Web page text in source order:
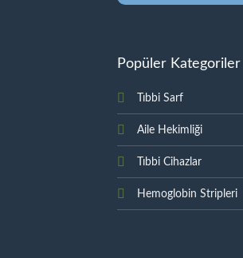
Popüler Kategoriler
Tıbbi Sarf
Aile Hekimliği
Tıbbi Cihazlar
Hemoglobin Stripleri